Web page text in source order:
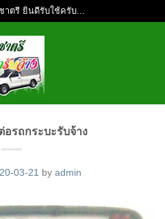
าตรี ยินดีรับใช้ครับ...
รถกระบะรับจ้าง
03-21 by admin